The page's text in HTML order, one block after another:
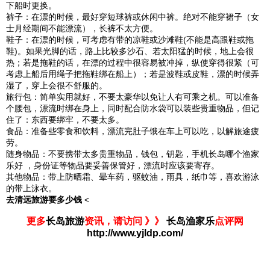
下船时更换。
裤子：在漂的时候，最好穿短球裤或休闲中裤。绝对不能穿裙子（女
士月经期间不能漂流），长裤不太方便。
鞋子：在漂的时候，可考虑有带的凉鞋或沙滩鞋(不能是高跟鞋或拖
鞋)。如果光脚的话，路上比较多沙石、若太阳猛的时候，地上会很
热；若是拖鞋的话，在漂的过程中很容易被冲掉，纵使穿得很紧（可
考虑上船后用绳子把拖鞋绑在船上）；若是波鞋或皮鞋，漂的时候弄
湿了，穿上会很不舒服的。
旅行包：简单实用就好，不要太豪华以免让人有可乘之机。可以准备
个腰包，漂流时绑在身上，同时配合防水袋可以装些贵重物品，但记
住了：东西要绑牢，不要太多。
食品：准备些零食和饮料，漂流完肚子饿在车上可以吃，以解旅途疲
劳。
随身物品：不要携带太多贵重物品，钱包，钥匙，手机长岛哪个渔家
乐好 ，身份证等物品要妥善保管好，漂流时应该要寄存。
其他物品：带上防晒霜、晕车药，驱蚊油，雨具，纸巾等，喜欢游泳
的带上泳衣。
去清远旅游要多少钱 <
更多长岛旅游资讯，请访问 》》 长岛渔家乐点评网
http://www.yjldp.com/